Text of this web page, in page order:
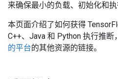
来确保最小的负载、初始化和执
本页面介绍了如何获得
C++、Java 和 Python 执行推
的平台的其他资源的链接。